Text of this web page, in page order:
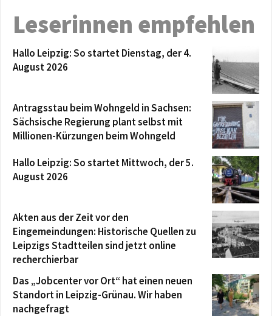
Leserinnen empfehlen
Hallo Leipzig: So startet Dienstag, der 4.
August 2026
Antragsstau beim Wohngeld in Sachsen:
Sächsische Regierung plant selbst mit
Millionen-Kürzungen beim Wohngeld
Hallo Leipzig: So startet Mittwoch, der 5.
August 2026
Akten aus der Zeit vor den
Eingemeindungen: Historische Quellen zu
Leipzigs Stadtteilen sind jetzt online
recherchierbar
Das „Jobcenter vor Ort“ hat einen neuen
Standort in Leipzig-Grünau. Wir haben
nachgefragt